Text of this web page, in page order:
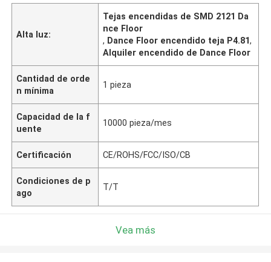
Alta luz:
Tejas encendidas de SMD 2121 Da
nce Floor
, Dance Floor encendido teja P4.81,
Alquiler encendido de Dance Floor
Cantidad de orde
n mínima
1 pieza
Capacidad de la f
uente
10000 pieza/mes
Certificación CE/ROHS/FCC/ISO/CB
Condiciones de p
ago
T/T
Vea más